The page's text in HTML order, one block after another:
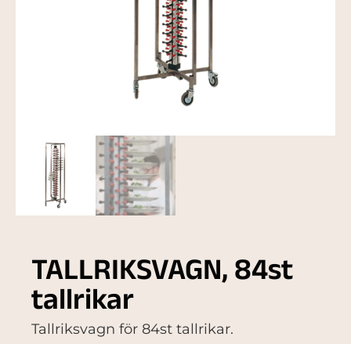
TALLRIKSVAGN, 84st
tallrikar
Tallriksvagn för 84st tallrikar.